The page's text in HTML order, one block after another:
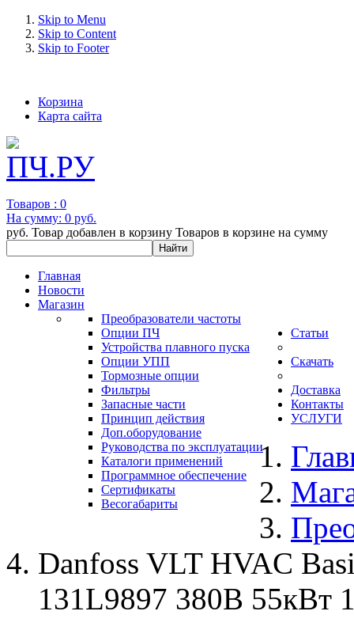
Skip to Menu
Skip to Content
Skip to Footer
Корзина
Карта сайта
Товаров : 0
На сумму: 0 руб.
руб. Товар добавлен в корзину Товаров в корзине на сумму
Главная
Новости
Магазин
Преобразователи частоты
Опции ПЧ
Устройства плавного пуска
Опции УПП
Тормозные опции
Фильтры
Запасные части
Статьи
Принцип действия
Доп.оборудование
Скачать
Руководства по эксплуатации
Каталоги применений
Программное обеспечение
Сертификаты
Весогабариты
Доставка
Контакты
УСЛУГИ
Danfoss VLT HVAC
131L9897 380В 55кВт